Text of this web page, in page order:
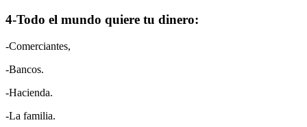
4-Todo el mundo quiere tu dinero:
-Comerciantes,
-Bancos.
-Hacienda.
-La familia.